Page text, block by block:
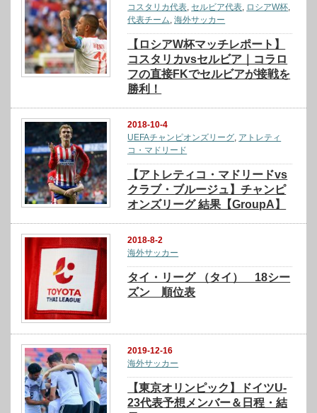
コスタリカ代表 セルビア代表 ロシアW杯
代表チーム ,海外サッカー
【ロシアW杯マッチレポート】
コスタリカvsセルビア｜コラロ
フの直接FKでセルビアが接戦を
勝利！
2018-10-4
UEFAチャンピオンズリーグ アトレティ
コ・マドリード
【アトレティコ・マドリードvs
クラブ・ブルージュ】チャンピ
オンズリーグ 結果【GroupA】
2018-8-2
海外サッカー
タイ・リーグ （タイ） 18シー
ズン 順位表
2019-12-16
海外サッカー
【東京オリンピック】ドイツU-
23代表予想メンバー＆日程・結